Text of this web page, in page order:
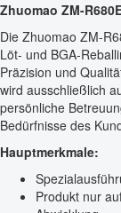
Zhuomao ZM-
Die Zhuomao ZM-
Löt- und BGA-
Präzision und
wird ausschließlich
persönliche
Bedürfnisse des
Hauptmerkmale:
Produkt nur